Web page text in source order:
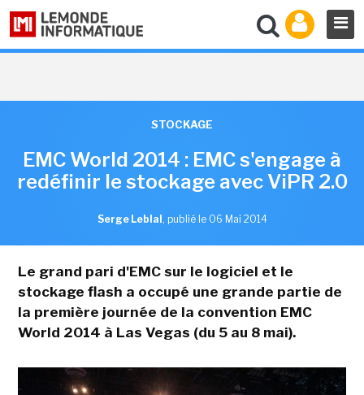
STOCKAGE
EMC World 2014 : EMC s'engage à
redéfinir le stockage avec ViPR 2.0
Serge Leblal , publié le 06 Mai 2014
Le grand pari d'EMC sur le logiciel et le
stockage flash a occupé une grande partie de
la première journée de la convention EMC
World 2014 à Las Vegas (du 5 au 8 mai).